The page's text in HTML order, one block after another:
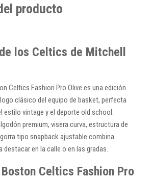
producto
los Celtics de Mitchell
Celtics Fashion Pro Olive es una edición
clásico del equipo de basket, perfecta
estilo vintage y el deporte old school.
premium, visera curva, estructura de
tipo snapback ajustable combina
destacar en la calle o en las gradas.
Celtics Fashion Pro